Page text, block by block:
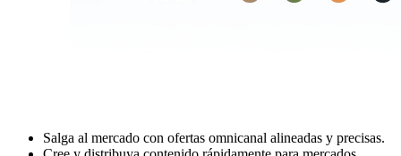
Salga al mercado con ofertas omnicanal alineadas y precisas.